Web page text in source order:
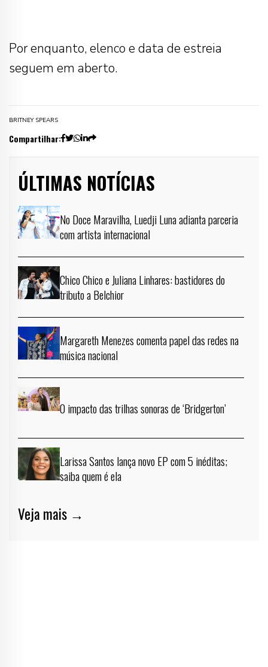
Por enquanto, elenco e data de estreia
seguem em aberto.
BRITNEY SPEARS
Compartilhar:
ÚLTIMAS NOTÍCIAS
No Doce Maravilha, Luedji Luna adianta parceria
com artista internacional
Chico Chico e Juliana Linhares: bastidores do
tributo a Belchior
Margareth Menezes comenta papel das redes na
música nacional
O impacto das trilhas sonoras de ‘Bridgerton’
Larissa Santos lança novo EP com 5 inéditas;
saiba quem é ela
Veja mais →